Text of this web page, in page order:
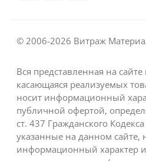
© 2006-2026 Витраж
Вся представленная на
касающаяся реализуемых
носит информационный
публичной офертой,
ст. 437 Гражданского
указанные на данном сайте,
информационный характер